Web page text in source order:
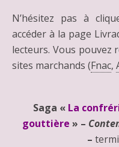
N’hésitez pas à
accéder à la page
lecteurs. Vous pouvez
sites marchands (Fnac,
Saga « La
gouttière » –
–